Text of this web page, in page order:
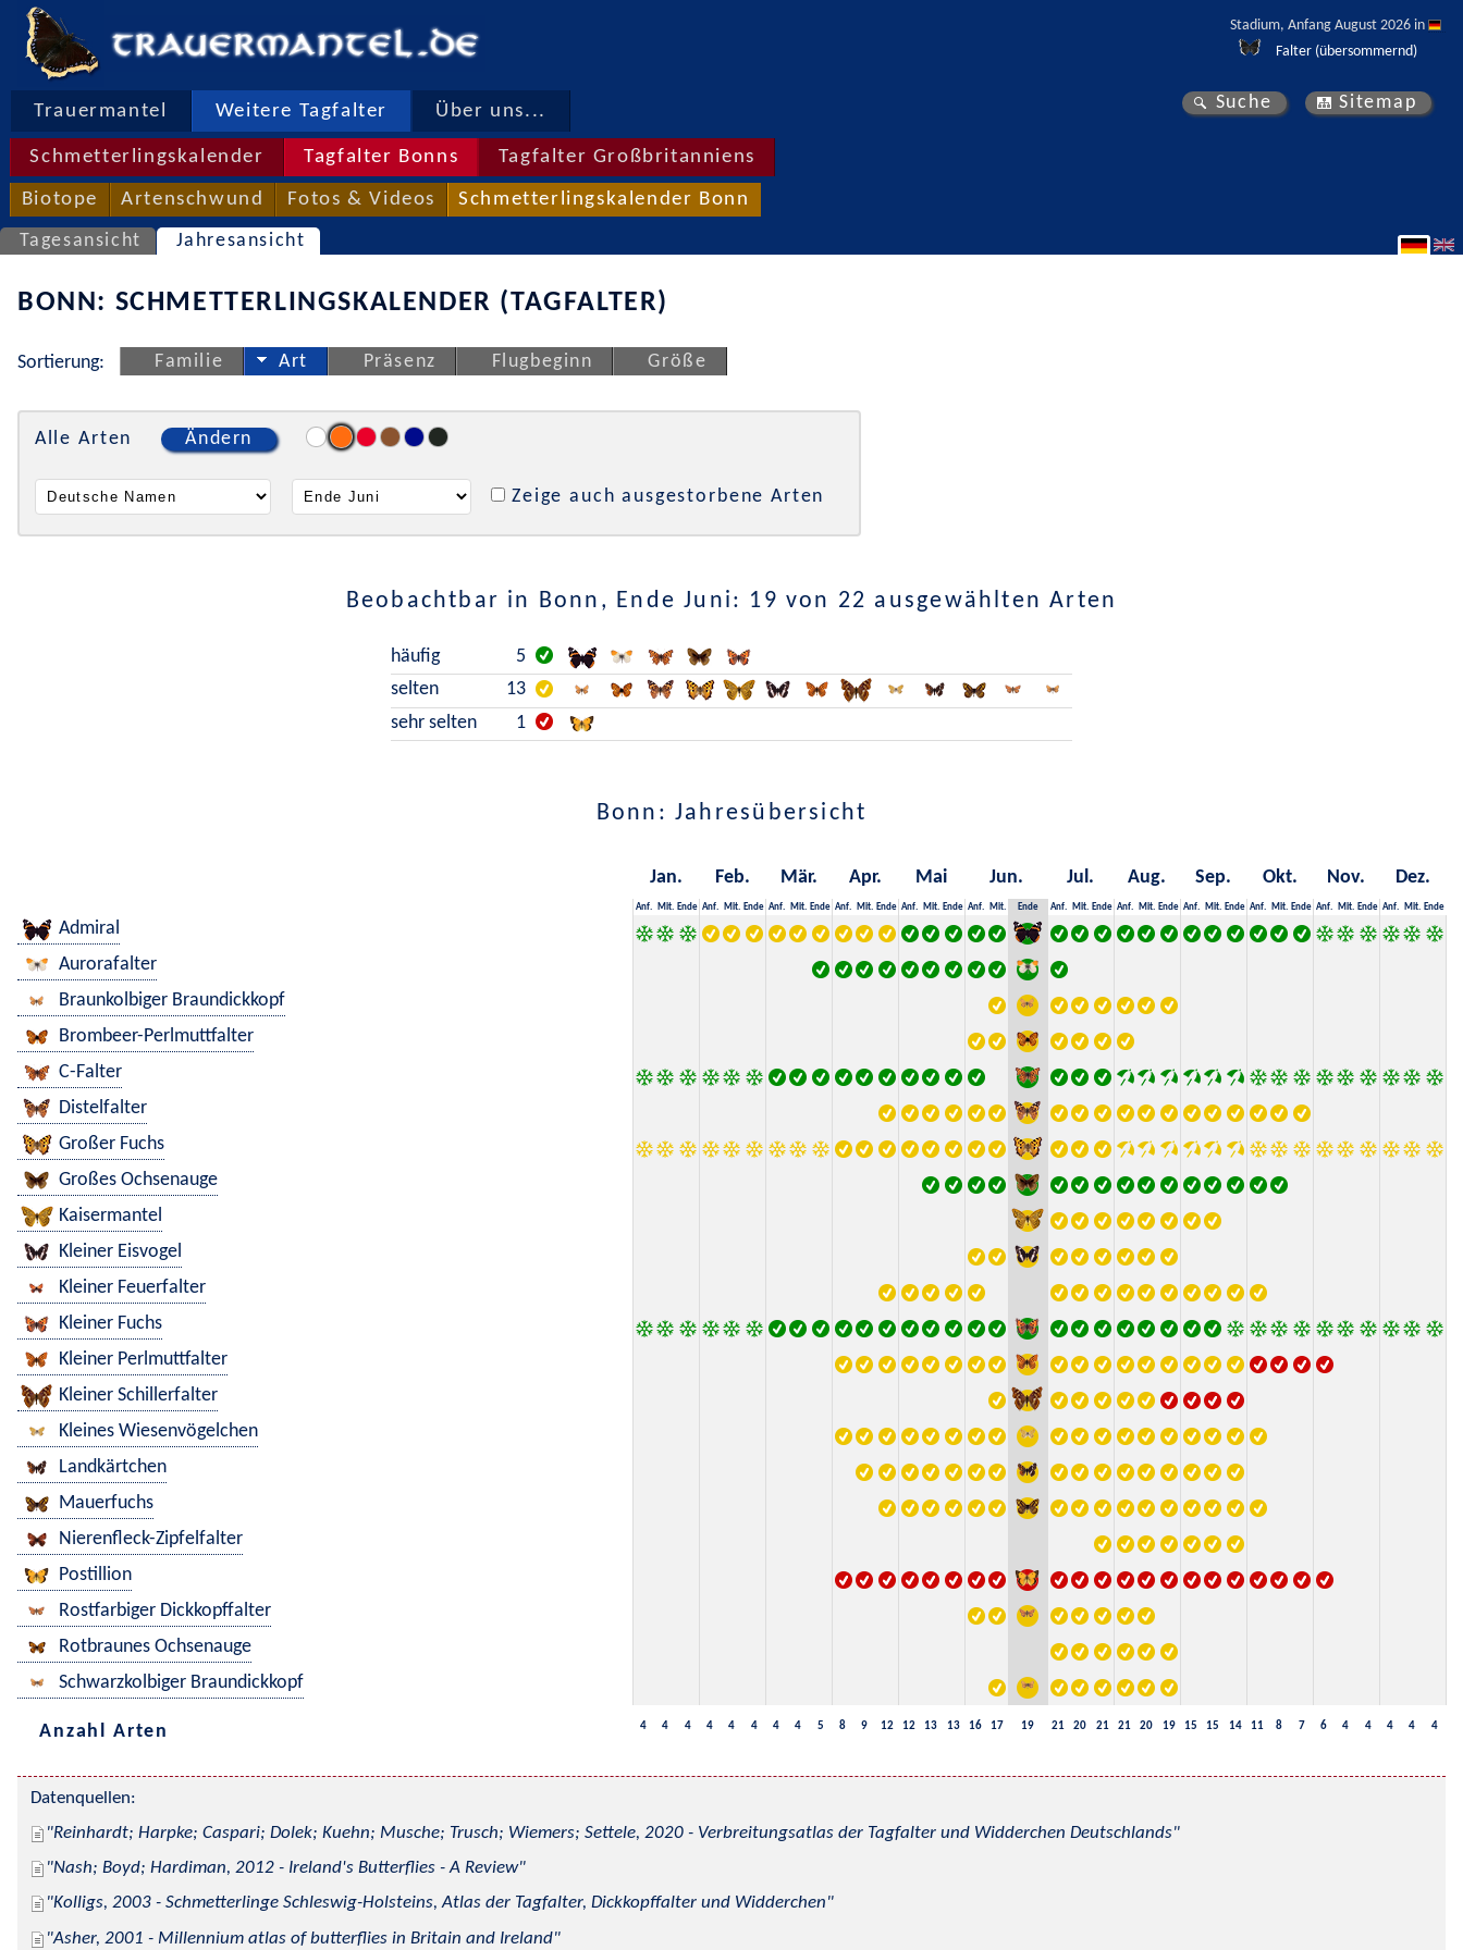
Stadium, Anfang August 2026 in
Falter (übersommernd)
Trauermantel Weitere Tagfalter Über uns...
Schmetterlingskalender Tagfalter Bonns Tagfalter Großbritanniens
Biotope Artenschwund Fotos & Videos Schmetterlingskalender Bonn
Suche Sitemap
Tagesansicht Jahresansicht
BONN: SCHMETTERLINGSKALENDER (TAGFALTER)
Sortierung: Familie Art Präsenz Flugbeginn Größe
Alle Arten Ändern
Zeige auch ausgestorbene Arten
Beobachtbar in Bonn, Ende Juni: 19 von 22 ausgewählten Arten
häufig
5
selten
13
sehr selten
1
Bonn: Jahresübersicht
Jan. Feb. Mär. Apr. Mai Jun. Jul. Aug. Sep. Okt. Nov. Dez.
Anf. Mit. Ende Anf. Mit. Ende Anf. Mit. Ende Anf. Mit. Ende Anf. Mit. Ende Anf. Mit. Ende Anf. Mit. Ende Anf. Mit. Ende Anf. Mit. Ende Anf. Mit. Ende Anf. Mit. Ende Anf. Mit. Ende
Admiral
Aurorafalter
Braunkolbiger Braundickkopf
Brombeer-Perlmuttfalter
C-Falter
Distelfalter
Großer Fuchs
Großes Ochsenauge
Kaisermantel
Kleiner Eisvogel
Kleiner Feuerfalter
Kleiner Fuchs
Kleiner Perlmuttfalter
Kleiner Schillerfalter
Kleines Wiesenvögelchen
Landkärtchen
Mauerfuchs
Nierenfleck-Zipfelfalter
Postillion
Rostfarbiger Dickkopffalter
Rotbraunes Ochsenauge
Schwarzkolbiger Braundickkopf
Anzahl Arten 4 4 4 4 4 4 4 4 5 8 9 12 12 13 13 16 17 19 21 20 21 21 20 19 15 15 14 11 8 7 6 4 4 4 4 4
Datenquellen:
Reinhardt; Harpke; Caspari; Dolek; Kuehn; Musche; Trusch; Wiemers; Settele, 2020 - Verbreitungsatlas der Tagfalter und Widderchen Deutschlands
Nash; Boyd; Hardiman, 2012 - Ireland's Butterflies - A Review
Kolligs, 2003 - Schmetterlinge Schleswig-Holsteins, Atlas der Tagfalter, Dickkopffalter und Widderchen
Asher, 2001 - Millennium atlas of butterflies in Britain and Ireland